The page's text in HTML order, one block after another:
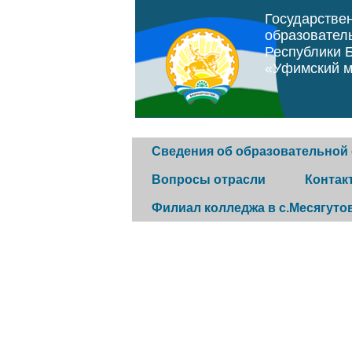
Республики
«Уфимский
Сведения об образовательной
Вопросы отрасли
Горячая
Филиал колледжа в